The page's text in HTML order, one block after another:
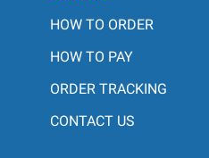
HOW TO ORDER
HOW TO PAY
ORDER TRACKING
CONTACT US